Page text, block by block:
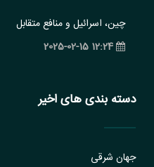
چین، اسرائیل و منافع متقابل
12:24 2025-02-15
دسته بندی های اخیر
جهان شرقی